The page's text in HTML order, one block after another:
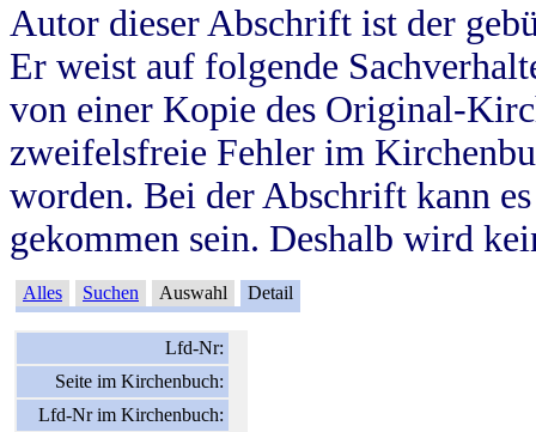
Autor dieser Abschrift ist der
Er weist auf folgende
von einer Kopie des Original-
zweifelsfreie Fehler im
worden. Bei der Abschrift kann
gekommen sein. Deshalb wird
Alles Suchen Auswahl Detail
Lfd-Nr:
Seite im Kirchenbuch:
Lfd-Nr im Kirchenbuch: